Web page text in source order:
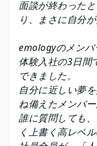
面談が終わった
り、まさに自分
emologyのメンバ
体験入社の3日間
できました。
自分に近しい夢
ね備えたメンバー
誰に質問しても
く上書く高レベ